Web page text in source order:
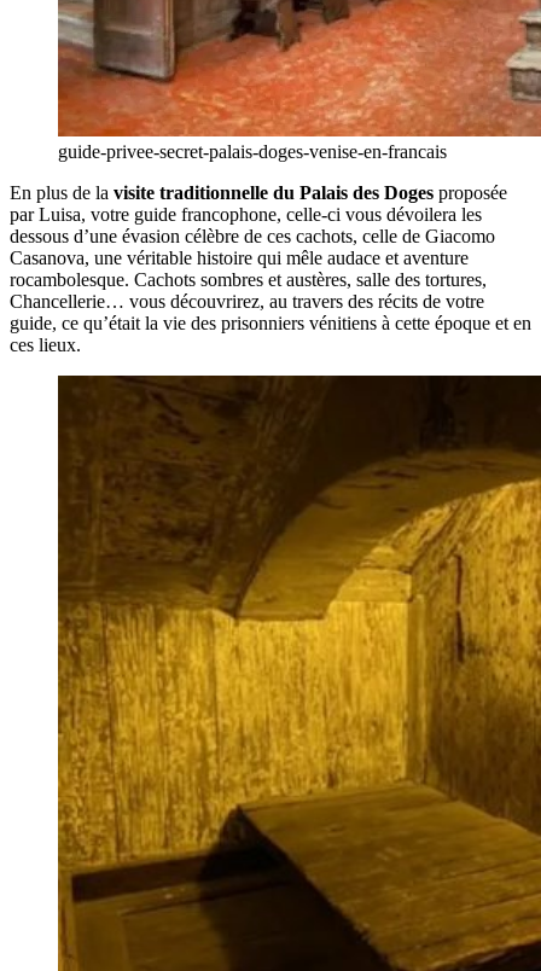
guide-privee-secret-palais-doges-venise-en-francais
En plus de la visite traditionnelle du Palais des Doges proposée
par Luisa, votre guide francophone, celle-ci vous dévoilera les
dessous d’une évasion célèbre de ces cachots, celle de Giacomo
Casanova, une véritable histoire qui mêle audace et aventure
rocambolesque. Cachots sombres et austères, salle des tortures,
Chancellerie… vous découvrirez, au travers des récits de votre
guide, ce qu’était la vie des prisonniers vénitiens à cette époque et en
ces lieux.